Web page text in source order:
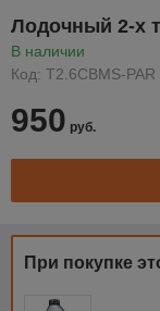
Лодочный 2-х
В наличии
Код: T2.6CBMS-PAR
950 руб.
При покупке